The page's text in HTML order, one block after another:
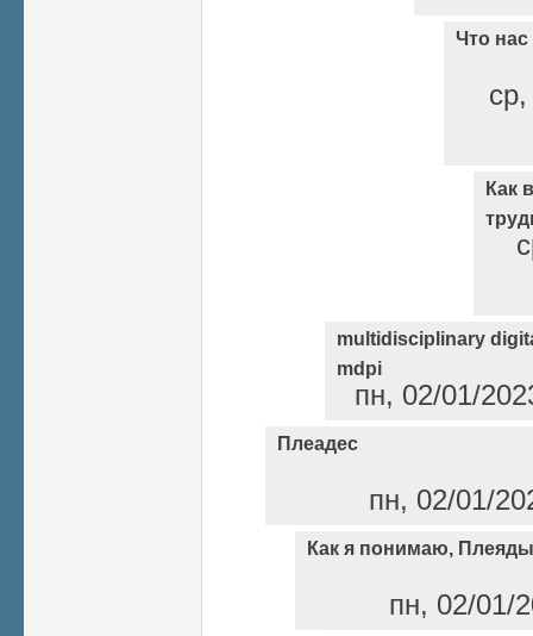
Что
Как
multidisciplinary
mdpi
пн, 02/01/
Плеадес
пн, 02/01/
Как я понимаю,
пн, 02/01/